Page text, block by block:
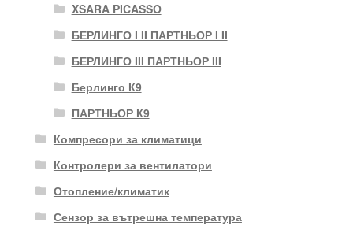
XSARA PICASSO
БЕРЛИНГО I II ПАРТНЬОР I II
БЕРЛИНГО III ПАРТНЬОР III
Берлинго К9
ПАРТНЬОР К9
Компресори за климатици
Контролери за вентилатори
Отопление/климатик
Сензор за вътрешна температура